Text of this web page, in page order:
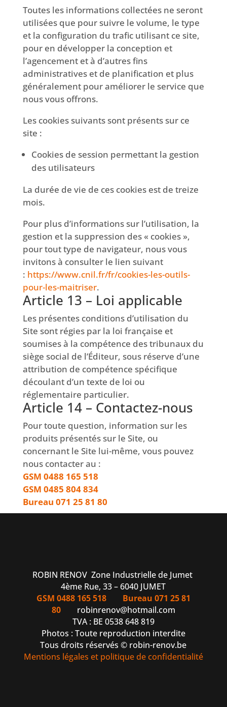
Toutes les informations collectées ne seront
utilisées que pour suivre le volume, le type
et la configuration du trafic utilisant ce site,
pour en développer la conception et
l’agencement et à d’autres fins
administratives et de planification et plus
généralement pour améliorer le service que
nous vous offrons.
Les cookies suivants sont présents sur ce
site :
Cookies de session permettant la gestion
des utilisateurs
La durée de vie de ces cookies est de treize
mois.
Pour plus d’informations sur l’utilisation, la
gestion et la suppression des « cookies »,
pour tout type de navigateur, nous vous
invitons à consulter le lien suivant
: https://www.cnil.fr/fr/cookies-les-outils-
pour-les-maitriser.
Article 13 – Loi applicable
Les présentes conditions d’utilisation du
Site sont régies par la loi française et
soumises à la compétence des tribunaux du
siège social de l’Éditeur, sous réserve d’une
attribution de compétence spécifique
découlant d’un texte de loi ou
réglementaire particulier.
Article 14 – Contactez-nous
Pour toute question, information sur les
produits présentés sur le Site, ou
concernant le Site lui-même, vous pouvez
nous contacter au :
GSM 0488 165 518
GSM 0485 804 834
Bureau 071 25 81 80
ROBIN RENOV Zone Industrielle de Jumet
4ème Rue, 33 – 6040 JUMET
GSM 0488 165 518 Bureau 071 25 81
80 robinrenov@hotmail.com
TVA : BE 0538 648 819
Photos : Toute reproduction interdite
Tous droits réservés © robin-renov.be
Mentions légales et politique de confidentialité